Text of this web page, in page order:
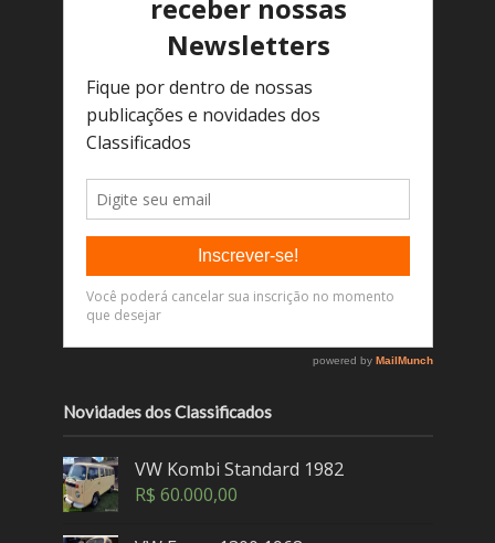
Novidades dos Classificados
VW Kombi Standard 1982
R$ 60.000,00